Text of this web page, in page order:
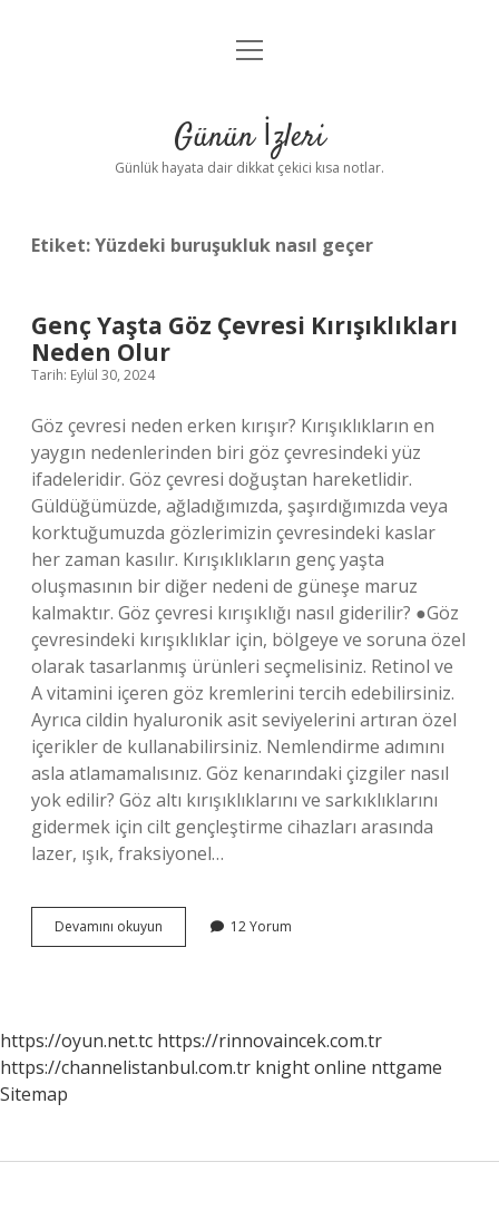
Anasayfa
Yasal Uyarı
menüyü
Günün İzleri
Günlük hayata dair dikkat çekici kısa notlar.
Etiket:Yüzdeki buruşukluk nasıl geçer
Genç Yaşta Göz Çevresi Kırışıklıkları
Neden Olur
Tarih: Eylül 30, 2024
Göz çevresi neden erken kırışır? Kırışıklıkların en
yaygın nedenlerinden biri göz çevresindeki yüz
ifadeleridir. Göz çevresi doğuştan hareketlidir.
Güldüğümüzde, ağladığımızda, şaşırdığımızda veya
korktuğumuzda gözlerimizin çevresindeki kaslar
her zaman kasılır. Kırışıklıkların genç yaşta
oluşmasının bir diğer nedeni de güneşe maruz
kalmaktır. Göz çevresi kırışıklığı nasıl giderilir? ●Göz
çevresindeki kırışıklıklar için, bölgeye ve soruna özel
olarak tasarlanmış ürünleri seçmelisiniz. Retinol ve
A vitamini içeren göz kremlerini tercih edebilirsiniz.
Ayrıca cildin hyaluronik asit seviyelerini artıran özel
içerikler de kullanabilirsiniz. Nemlendirme adımını
asla atlamamalısınız. Göz kenarındaki çizgiler nasıl
yok edilir? Göz altı kırışıklıklarını ve sarkıklıklarını
gidermek için cilt gençleştirme cihazları arasında
lazer, ışık, fraksiyonel…
Devamını okuyun
Yaşta
Olur
12 Yorum
https://oyun.net.tc https://rinnovaincek.com.tr
https://channelistanbul.com.tr knight online nttgame
Sitemap